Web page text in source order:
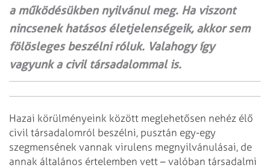
a működésükben nyilvánul meg. Ha viszont
nincsenek hatásos életjelenségeik, akkor sem
fölösleges beszélni róluk. Valahogy így
vagyunk a civil társadalommal is.
Hazai körülményeink között meglehetősen nehéz élő
civil társadalomról beszélni, pusztán egy-egy
szegmensének vannak virulens megnyilvánulásai, de
annak általános értelemben vett – valóban társadalmi